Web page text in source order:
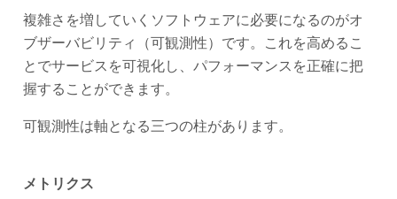
複雑さを増していくソフトウェアに必要になるのがオ
ブザーバビリティ（可観測性）です。これを高めるこ
とでサービスを可視化し、パフォーマンスを正確に把
握することができます。
可観測性は軸となる三つの柱があります。
メトリクス